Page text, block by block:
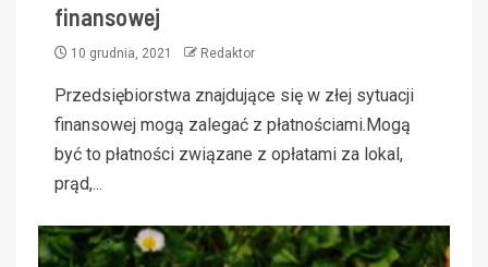
finansowej
10 grudnia, 2021 Redaktor
Przedsiębiorstwa znajdujące się w złej sytuacji
finansowej mogą zalegać z płatnościami.Mogą
być to płatności związane z opłatami za lokal,
prąd,...